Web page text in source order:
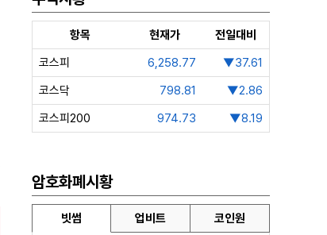
항목 현재가
전일대비
코스피
6,258.77
▼37.61
코스닥
798.81
▼2.86
코스피200
974.73 ▼8.19
암호화폐시황
빗썸 업비트 코인원